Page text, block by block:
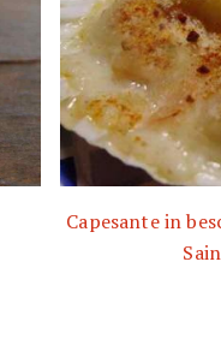
Capesante in